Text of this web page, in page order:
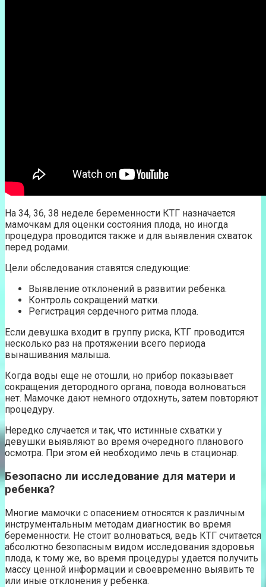
На 34, 36, 38 неделе беременности КТГ назначается
мамочкам для оценки состояния плода, но иногда
процедура проводится также и для выявления схваток
перед родами.
Цели обследования ставятся следующие:
Выявление отклонений в развитии ребенка.
Контроль сокращений матки.
Регистрация сердечного ритма плода.
Если девушка входит в группу риска, КТГ проводится
несколько раз на протяжении всего периода
вынашивания малыша.
Когда воды еще не отошли, но прибор показывает
сокращения детородного органа, повода волноваться
нет. Мамочке дают немного отдохнуть, затем повторяют
процедуру.
Нередко случается и так, что истинные схватки у
девушки выявляют во время очередного планового
осмотра. При этом ей необходимо лечь в стационар.
Безопасно ли исследование для матери и
ребенка?
Многие мамочки с опасением относятся к различным
инструментальным методам диагностик во время
беременности. Не стоит волноваться, ведь КТГ считается
абсолютно безопасным видом исследования здоровья
плода, к тому же, во время процедуры удается получить
массу ценной информации и своевременно выявить те
или иные отклонения у ребенка.